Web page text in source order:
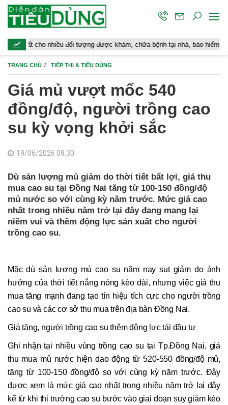
nhiều đối tượng được khám, chữa bệnh tại nhà, bảo hiểm y tế chi trả
TRANG CHỦ TIẾP THỊ & TIÊU DÙNG
Giá mủ vượt mốc 540
đồng/độ, người trồng cao
su kỳ vọng khởi sắc
19/06/2026 08:30
Dù sản lượng mủ giảm do thời tiết bất lợi, giá thu
mua cao su tại Đồng Nai tăng từ 100-150 đồng/độ
mủ nước so với cùng kỳ năm trước. Mức giá cao
nhất trong nhiều năm trở lại đây đang mang lại
niềm vui và thêm động lực sản xuất cho người
trồng cao su.
Mặc dù sản lượng mủ cao su năm nay sụt giảm do ảnh
hưởng của thời tiết nắng nóng kéo dài, nhưng việc giá thu
mua tăng mạnh đang tạo tín hiệu tích cực cho người trồng
cao su và các cơ sở thu mua trên địa bàn Đồng Nai.
Giá tăng, người trồng cao su thêm động lực tái đầu tư
Ghi nhận tại nhiều vùng trồng cao su tại Tp.Đồng Nai, giá
thu mua mủ nước hiện dao động từ 520-550 đồng/độ mủ,
tăng từ 100-150 đồng/độ so với cùng kỳ năm trước. Đây
được xem là mức giá cao nhất trong nhiều năm trở lại đây
kể từ khi thị trường cao su bước vào giai đoạn suy giảm kéo